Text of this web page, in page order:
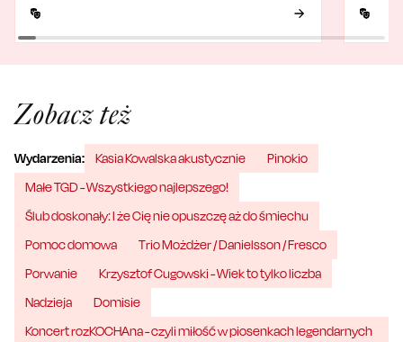
Zobacz też
Wydarzenia: Kasia Kowalska akustycznie
Pinokio
Małe TGD - Wszystkiego najlepszego!
Ślub doskonały: I że Cię nie opuszczę aż do śmiechu
Pomoc domowa
Trio Możdżer / Danielsson / Fresco
Porwanie
Krzysztof Cugowski - Wiek to tylko liczba
Nadzieja
Domisie
Koncert rozKOCHAna - czyli miłość w piosenkach legendarnych